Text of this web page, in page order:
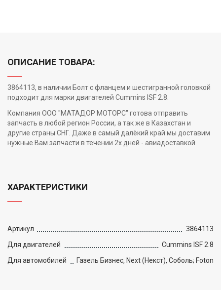
ОПИСАНИЕ ТОВАРА:
3864113, в наличии Болт с фланцем и шестигранной головкой
подходит для марки двигателей Cummins ISF 2.8.
Компания ООО "МАТАДОР МОТОРС" готова отправить
запчасть в любой регион России, а так же в Казахстан и
другие страны СНГ. Даже в самый далёкий край мы доставим
нужные Вам запчасти в течении 2х дней - авиадоставкой.
ХАРАКТЕРИСТИКИ
Артикул
3864113
Для двигателей
Cummins ISF 2.8
Для автомобилей
Газель Бизнес, Next (Некст), Соболь; Foton